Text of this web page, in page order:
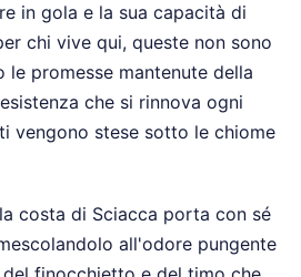
in gola e la sua capacità di
chi vive qui, queste non sono
le promesse mantenute della
che si rinnova ogni
vengono stese sotto le chiome
costa di Sciacca porta con sé
all'odore pungente